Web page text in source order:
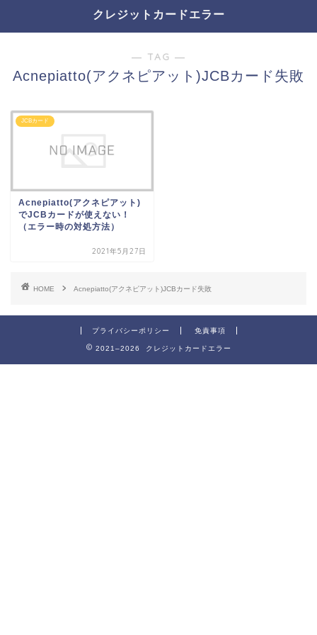
クレジットカードエラー
― TAG ―
Acnepiatto(アクネピアット)JCBカード失敗
JCBカード
Acnepiatto(アクネピアット)
でJCBカードが使えない！
（エラー時の対処方法）
2021年5月27日
HOME Acnepiatto(アクネピアット)JCBカード失敗
プライバシーポリシー 免責事項
2021–2026 クレジットカードエラー